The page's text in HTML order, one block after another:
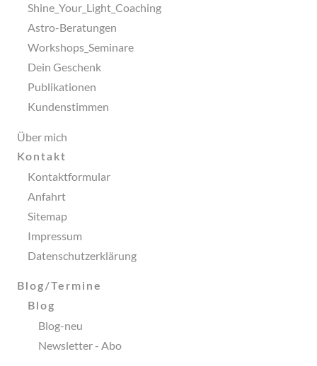
Geschenk
Publikationen
Über
mich
Kontakt
Kontaktformular
Anfahrt
Sitemap
Datenschutzerklärung
Blog/Termine
Blog
Blog-
neu
Shine_Your_Light_Coaching
Astro-Beratungen
Workshops_Seminare
Dein Geschenk
Publikationen
Kundenstimmen
Über mich
Kontakt
Kontaktformular
Anfahrt
Sitemap
Impressum
Datenschutzerklärung
Blog/Termine
Blog
Blog-neu
Newsletter - Abo